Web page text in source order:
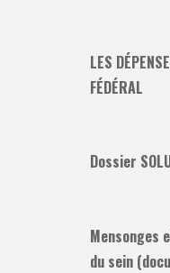
LES
FÉDÉRAL
Dossier
Mensonges
du sein